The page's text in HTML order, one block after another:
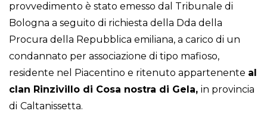
provvedimento è stato emesso dal Tribunale di
Bologna a seguito di richiesta della Dda della
Procura della Repubblica emiliana, a carico di un
condannato per associazione di tipo mafioso,
residente nel Piacentino e ritenuto appartenente al
clan Rinzivillo di Cosa nostra di Gela, in provincia
di Caltanissetta.